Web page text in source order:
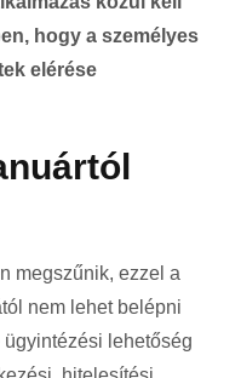
hogy a személyes
elérése
megszűnik, ezzel a
nem lehet belépni
lehetőség